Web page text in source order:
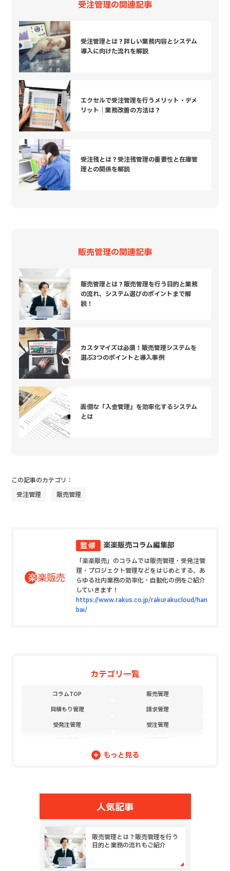
受注管理の関連記事
受注管理とは？詳しい業務内容とシステム
導入に向けた流れを解説
エクセルで受注管理を行うメリット・デメ
リット｜業務改善の方法は？
受注残とは？受注残管理の重要性と在庫管
理との関係を解説
販売管理の関連記事
販売管理とは？販売管理を行う目的と業務
の流れ、システム選びのポイントまで解
説！
カスタマイズは必須！販売管理システムを
選ぶ3つのポイントと導入事例
面倒な「入金管理」を効率化するシステム
とは
この記事のカテゴリ：
受注管理
販売管理
監修 楽楽販売コラム編集部
「楽楽販売」のコラムでは販売管理・受発注管
理・プロジェクト管理などをはじめとする、あ
らゆる社内業務の効率化・自動化の例をご紹介
していきます！
https://www.rakus.co.jp/rakurakucloud/han
bai/
カテゴリ一覧
コラムTOP
販売管理
見積もり管理
請求管理
受発注管理
受注管理
契約管理
未収金管理
債権管理
サブスクリプション販売管理
購買申請管理
稟議承認
外注先管理
もっと見る
人気記事
販売管理とは？販売管理を行う
目的と業務の流れもご紹介